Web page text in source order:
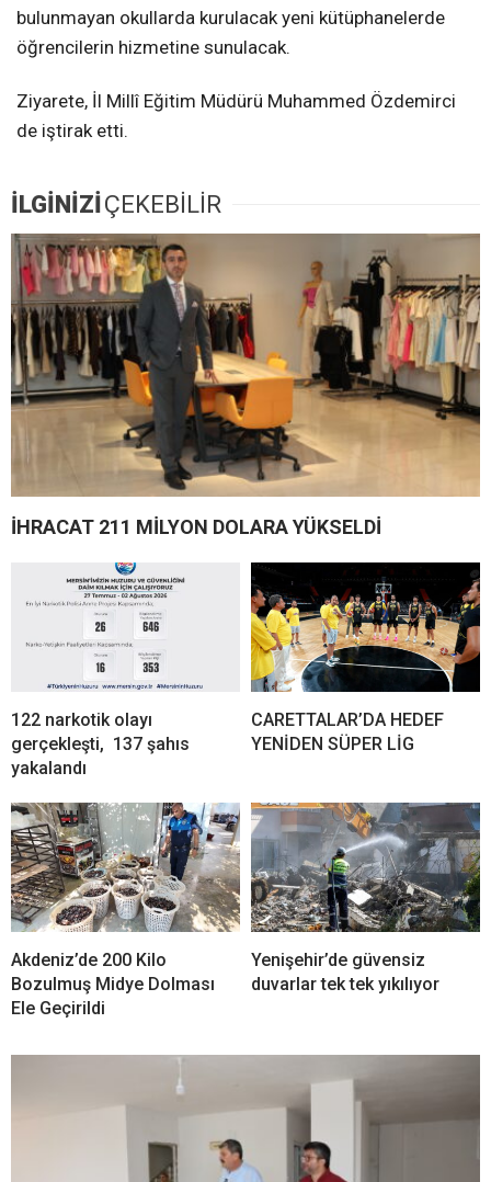
bulunmayan okullarda kurulacak yeni kütüphanelerde
öğrencilerin hizmetine sunulacak.
Ziyarete, İl Millî Eğitim Müdürü Muhammed Özdemirci
de iştirak etti.
İLGİNİZİÇEKEBİLİR
İHRACAT 211 MİLYON DOLARA YÜKSELDİ
122 narkotik olayı
gerçekleşti, 137 şahıs
yakalandı
CARETTALAR’DA HEDEF
YENİDEN SÜPER LİG
Akdeniz’de 200 Kilo
Bozulmuş Midye Dolması
Ele Geçirildi
Yenişehir’de güvensiz
duvarlar tek tek yıkılıyor